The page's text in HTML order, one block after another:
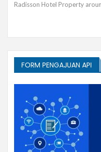
Radisson Hotel Property
FORM PENGAJUAN API